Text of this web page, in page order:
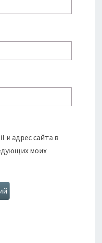
и адрес сайта в
моих